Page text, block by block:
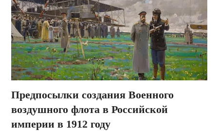
Предпосылки создания Военного
воздушного флота в Российской
империи в 1912 году